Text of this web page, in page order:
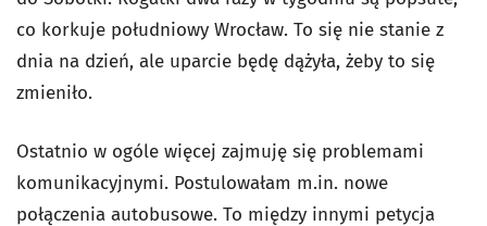
co korkuje południowy Wrocław. To się nie stanie z
dnia na dzień, ale uparcie będę dążyła, żeby to się
zmieniło.
Ostatnio w ogóle więcej zajmuję się problemami
komunikacyjnymi. Postulowałam m.in. nowe
połączenia autobusowe. To między innymi petycja